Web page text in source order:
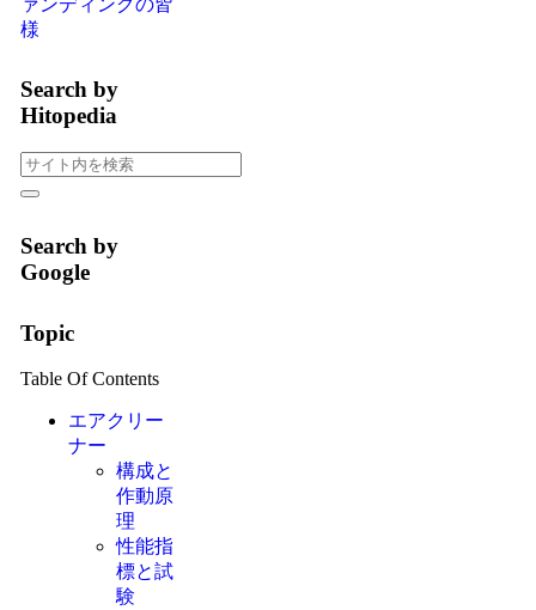
様
Search by
Hitopedia
Search by
Google
Topic
Table Of Contents
エアクリー
ナー
構成と
作動原
理
性能指
標と試
験